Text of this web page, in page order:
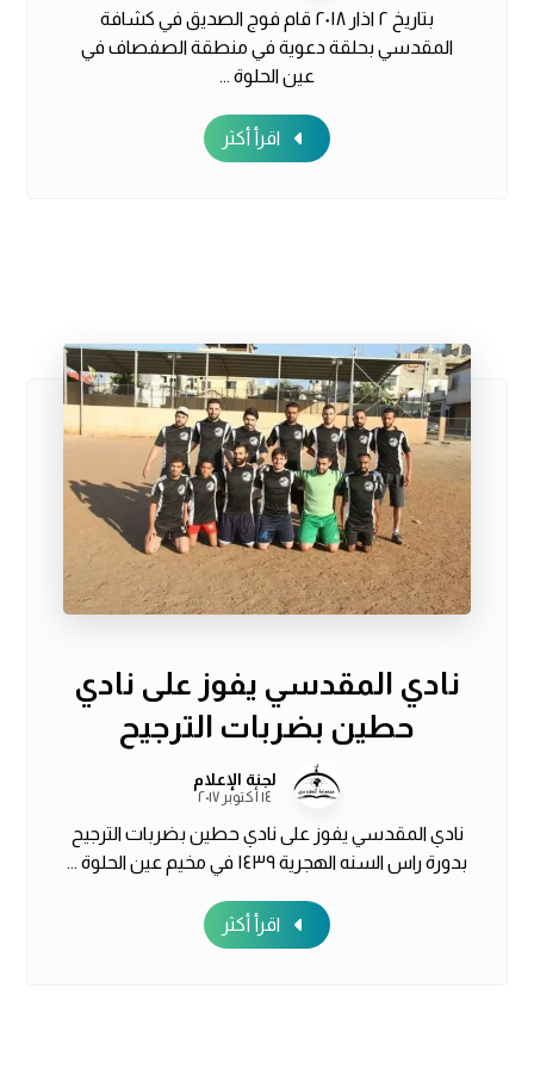
بتاريخ ٢ اذار ٢٠١٨ قام فوج الصديق في كشافة
المقدسي بحلقة دعوية في منطقة الصفصاف في
عين الحلوة ...
اقرأ أكثر
نادي المقدسي يفوز على نادي
حطين بضربات الترجيح
لجنة الإعلام
١٤ أكتوبر ٢٠١٧
نادي المقدسي يفوز على نادي حطين بضربات الترجيح
بدورة راس السنه الهجرية ١٤٣٩ في مخيم عين الحلوة ...
اقرأ أكثر